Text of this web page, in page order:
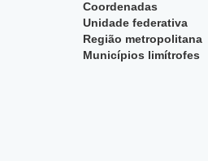
Coordenadas
Unidade federativa
Região metropolitana
Municípios limítrofes